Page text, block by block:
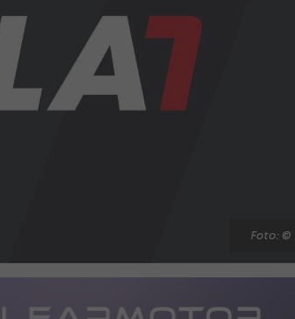
Foto: ©